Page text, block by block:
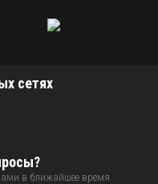
сетях
в ближайшее время